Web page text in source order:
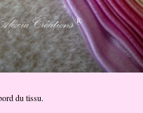
du tissu.